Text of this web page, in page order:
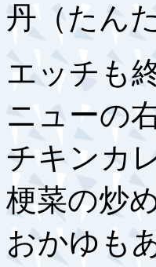
丹（たん
エッチも
ニューの
チキンカ
梗菜の炒
おかゆも